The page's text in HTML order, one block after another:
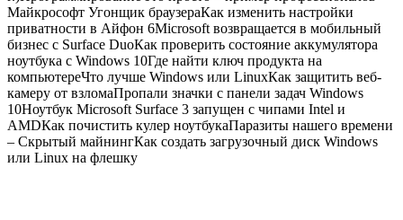
Майкрософт Угонщик браузераКак изменить настройки
приватности в Айфон 6Microsoft возвращается в мобильный
бизнес с Surface DuoКак проверить состояние аккумулятора
ноутбука с Windows 10Где найти ключ продукта на
компьютереЧто лучше Windows или LinuxКак защитить веб-
камеру от взломаПропали значки с панели задач Windows
10Ноутбук Microsoft Surface 3 запущен с чипами Intel и
AMDКак почистить кулер ноутбукаПаразиты нашего времени
– Скрытый майнингКак создать загрузочный диск Windows
или Linux на флешку